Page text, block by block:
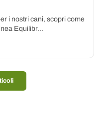
i nostri cani, scopri come
Equilibr...